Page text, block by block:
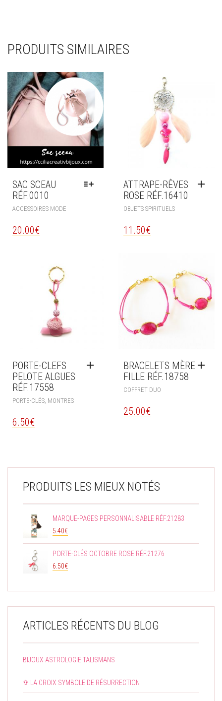
PRODUITS SIMILAIRES
SAC SCEAU
RÉF.0010
ACCESSOIRES MODE
DU
20.00€
ATTRAPE-RÊVES
ROSE RÉF.16410
OBJETS SPIRITUELS
11.50€
PORTE-CLEFS
PELOTE ALGUES
RÉF.17558
PORTE-CLÉS, MONTRES
6.50€
BRACELETS MÈRE
FILLE RÉF.18758
COFFRET DUO
25.00€
PRODUITS LES MIEUX NOTÉS
MARQUE-PAGES PERSONNALISABLE RÉF.21283
5.40€
PORTE-CLÉS OCTOBRE ROSE RÉF.21276
6.50€
ARTICLES RÉCENTS DU BLOG
BIJOUX ASTROLOGIE TALISMANS
✞ LA CROIX SYMBOLE DE RÉSURRECTION